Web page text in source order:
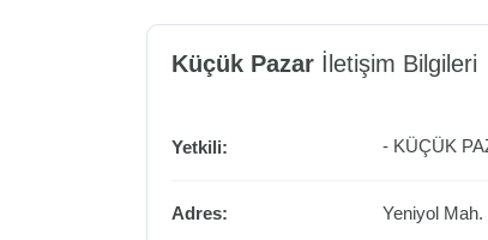
Küçük Pazar İletişim Bilgileri
Yetkili: - KÜÇÜK
Adres: Yeniyol